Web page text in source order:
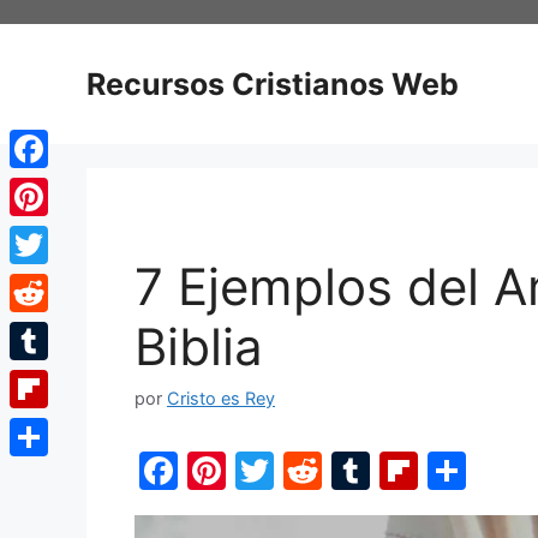
contenidoRecursos Cristianos Web
7 Ejemplos del
Biblia
por Cristo es Rey
F
a
Pi
nt
T
w
R
e
T
u
Fl
ip o
Facebook
Pinterest
Twitter
Reddit
Tumblr
Flipboard